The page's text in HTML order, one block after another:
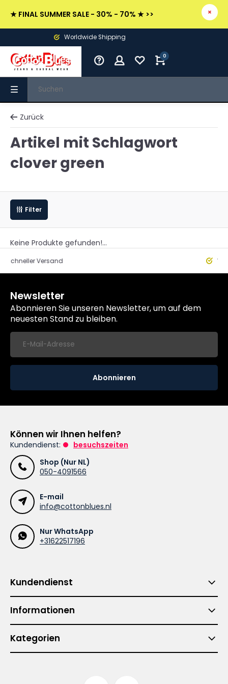
★ FINAL SUMMER SALE - 30% - 70% ★ >>
Worldwide Shipping
0
Zurück
Artikel mit Schlagwort
clover green
Filter
Keine Produkte gefunden!...
Versand
Newsletter
Abonnieren Sie unseren Newsletter, um auf dem
neuesten Stand zu bleiben.
Abonnieren
Können wir Ihnen helfen?
Kundendienst:
besuchszeiten
Shop (Nur NL)
050-4091566
E-mail
info@cottonblues.nl
Nur WhatsApp
+31622517196
Kundendienst
Informationen
Kategorien